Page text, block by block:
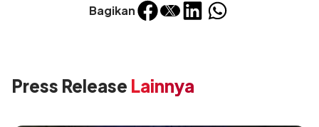
Bagikan
Press Release Lainnya